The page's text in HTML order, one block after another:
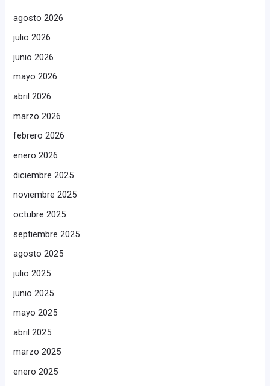
agosto 2026
julio 2026
junio 2026
mayo 2026
abril 2026
marzo 2026
febrero 2026
enero 2026
diciembre 2025
noviembre 2025
octubre 2025
septiembre 2025
agosto 2025
julio 2025
junio 2025
mayo 2025
abril 2025
marzo 2025
enero 2025